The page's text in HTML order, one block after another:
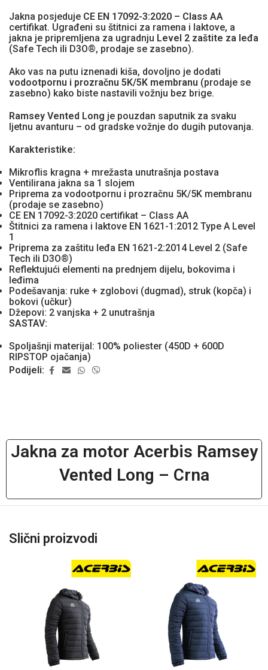
Jakna posjeduje CE EN 17092-3:2020 – Class AA
certifikat. Ugrađeni su štitnici za ramena i laktove, a
jakna je pripremljena za ugradnju Level 2 zaštite za leđa
(Safe Tech ili D3O®, prodaje se zasebno).
Ako vas na putu iznenadi kiša, dovoljno je dodati
vodootpornu i prozračnu 5K/5K membranu (prodaje se
zasebno) kako biste nastavili vožnju bez brige.
Ramsey Vented Long je pouzdan saputnik za svaku
ljetnu avanturu – od gradske vožnje do dugih putovanja.
Karakteristike:
Mikroflis kragna + mrežasta unutrašnja postava
Ventilirana jakna sa 1 slojem
Priprema za vodootpornu i prozračnu 5K/5K membranu
(prodaje se zasebno)
CE EN 17092-3:2020 certifikat – Class AA
Štitnici za ramena i laktove EN 1621-1:2012 Type A Level
1
Priprema za zaštitu leđa EN 1621-2:2014 Level 2 (Safe
Tech ili D3O®)
Reflektujući elementi na prednjem dijelu, bokovima i
leđima
Podešavanja: ruke + zglobovi (dugmad), struk (kopča) i
bokovi (učkur)
Džepovi: 2 vanjska + 2 unutrašnja
SASTAV:
Spoljašnji materijal: 100% poliester (450D + 600D
RIPSTOP ojačanja)
Podijeli:
Jakna za motor Acerbis Ramsey
Vented Long – Crna
Slični proizvodi